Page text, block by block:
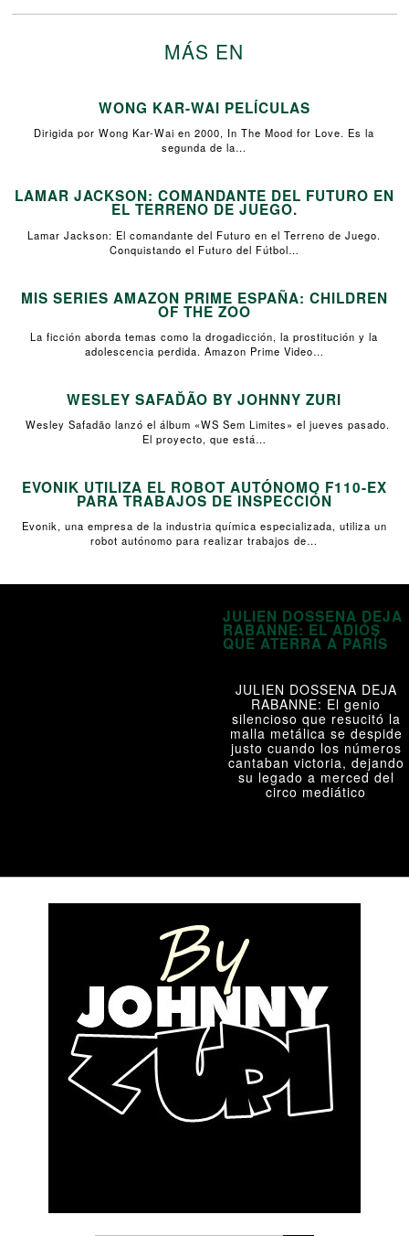
MÁS EN
WONG KAR-WAI PELÍCULAS
Dirigida por Wong Kar-Wai en 2000, In The Mood for Love. Es la
segunda de la…
LAMAR JACKSON: COMANDANTE DEL FUTURO EN
EL TERRENO DE JUEGO.
Lamar Jackson: El comandante del Futuro en el Terreno de Juego.
Conquistando el Futuro del Fútbol…
MIS SERIES AMAZON PRIME ESPAÑA: CHILDREN
OF THE ZOO
La ficción aborda temas como la drogadicción, la prostitución y la
adolescencia perdida. Amazon Prime Video…
WESLEY SAFAĎÃO BY JOHNNY ZURI
Wesley Safadão lanzó el álbum «WS Sem Limites» el jueves pasado.
El proyecto, que está…
EVONIK UTILIZA EL ROBOT AUTÓNOMO F110-EX
PARA TRABAJOS DE INSPECCIÓN
Evonik, una empresa de la industria química especializada, utiliza un
robot autónomo para realizar trabajos de…
JULIEN DOSSENA DEJA
RABANNE: EL ADIÓS
QUE ATERRA A PARÍS
JULIEN DOSSENA DEJA
RABANNE: El genio
silencioso que resucitó la
malla metálica se despide
justo cuando los números
cantaban victoria, dejando
su legado a merced del
circo mediático